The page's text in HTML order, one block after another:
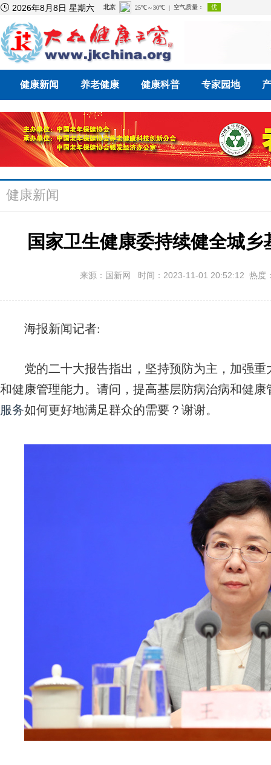
 2026年8月8日 星期六
健康新闻 养老健康 健康科普 专家园地
健康新闻
国家卫生健康委持续健全城
来源：国新网 时间：2023-11-01 20:52:12 热度
海报新闻记者:
党的二十大报告指出，坚持预防为主，加强
和健康管理能力。请问，提高基层防病治病和健
服务如何更好地满足群众的需要？谢谢。